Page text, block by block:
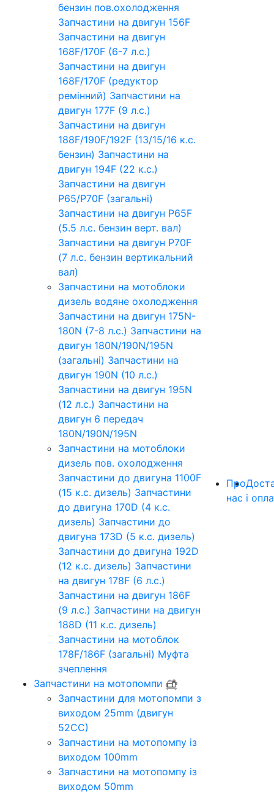
бензин пов.охолодження
Запчастини на двигун 156F
Запчастини на двигун
168F/170F (6-7 л.с.)
Запчастини на двигун
168F/170F (редуктор
ремінний) Запчастини на
двигун 177F (9 л.с.)
Запчастини на двигун
188F/190F/192F (13/15/16 к.с.
бензин) Запчастини на
двигун 194F (22 к.с.)
Запчастини на двигун
P65/P70F (загальні)
Запчастини на двигун P65F
(5.5 л.с. бензин верт. вал)
Запчастини на двигун P70F
(7 л.с. бензин вертикальний
вал)
Запчастини на мотоблоки
дизель водяне охолодження
Запчастини на двигун 175N-
180N (7-8 л.с.) Запчастини на
двигун 180N/190N/195N
(загальні) Запчастини на
двигун 190N (10 л.с.)
Запчастини на двигун 195N
(12 л.с.) Запчастини на
двигун 6 передач
180N/190N/195N
Запчастини на мотоблоки
дизель пов. охолодження
Запчастини до двигуна 1100F
(15 к.с. дизель) Запчастини
до двигуна 170D (4 к.с.
дизель) Запчастини до
двигуна 173D (5 к.с. дизель)
Запчастини до двигуна 192D
(12 к.с. дизель) Запчастини
на двигун 178F (6 л.с.)
Запчастини на двигун 186F
(9 л.с.) Запчастини на двигун
188D (11 к.с. дизель)
Запчастини на мотоблок
178F/186F (загальні) Муфта
зчеплення
Запчастини на мотопомпи
Запчастини для мотопомпи з
виходом 25mm (двигун
52CC)
Запчастини на мотопомпу із
виходом 100mm
Запчастини на мотопомпу із
виходом 50mm
Про
нас і